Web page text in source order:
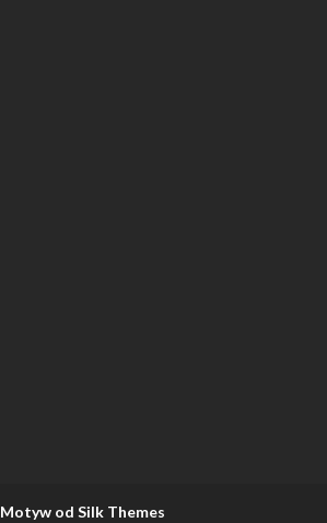
Motyw od Silk Themes